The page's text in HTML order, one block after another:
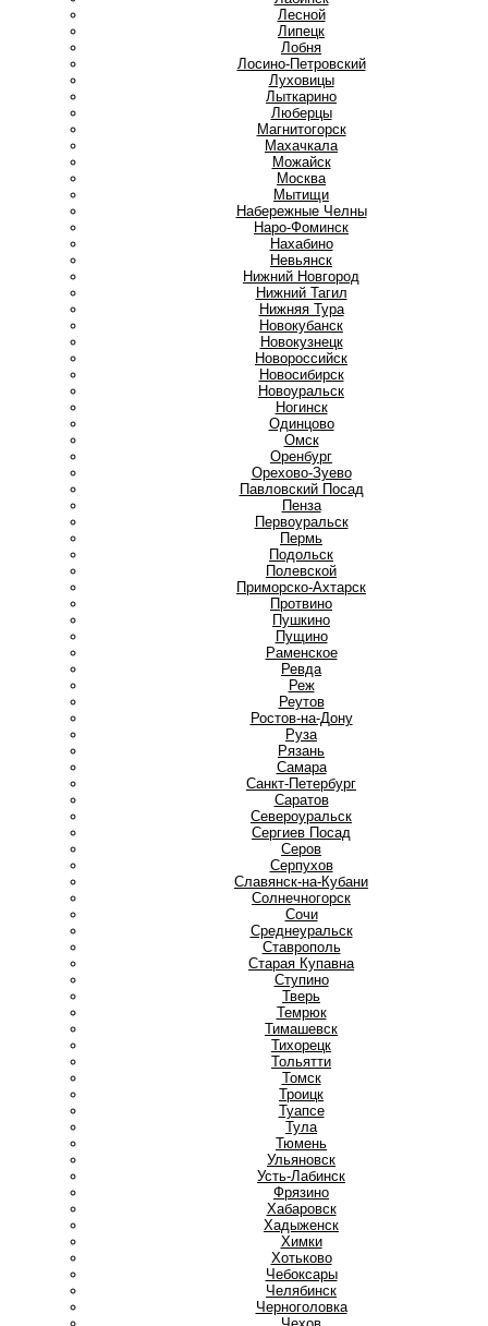
Лесной
Липецк
Лобня
Лосино-Петровский
Луховицы
Лыткарино
Люберцы
Магнитогорск
Махачкала
Можайск
Москва
Мытищи
Набережные Челны
Наро-Фоминск
Нахабино
Невьянск
Нижний Новгород
Нижний Тагил
Нижняя Тура
Новокубанск
Новокузнецк
Новороссийск
Новосибирск
Новоуральск
Ногинск
Одинцово
Омск
Оренбург
Орехово-Зуево
Павловский Посад
Пенза
Первоуральск
Пермь
Подольск
Полевской
Приморско-Ахтарск
Протвино
Пушкино
Пущино
Раменское
Ревда
Реж
Реутов
Ростов-на-Дону
Руза
Рязань
Самара
Санкт-Петербург
Саратов
Североуральск
Сергиев Посад
Серов
Серпухов
Славянск-на-Кубани
Солнечногорск
Сочи
Среднеуральск
Ставрополь
Старая Купавна
Ступино
Тверь
Темрюк
Тимашевск
Тихорецк
Тольятти
Томск
Троицк
Туапсе
Тула
Тюмень
Ульяновск
Усть-Лабинск
Фрязино
Хабаровск
Хадыженск
Химки
Хотьково
Чебоксары
Челябинск
Черноголовка